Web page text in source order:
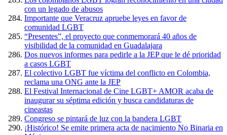
con un legado de abusos
Importante que Veracruz apruebe leyes en favor de
comunidad LGBT
“Presentes”, el proyecto que conmemorará 40 años de
visibilidad de la comunidad en Guadalajara
Dos nuevos informes para pedirle a la JEP que le dé prioridad
a casos LGBT
El colectivo LGBT fue víctima del conflicto en Colombia,
reclama una ONG ante la JEP
El Festival Internacional de Cine LGBT+ AMOR acaba de
inaugurar su séptima edición y busca candidaturas de
cineastas
Congreso se pintará de luz con la bandera LGBT
¡Histórico! Se emite primera acta de nacimiento No Binaria en